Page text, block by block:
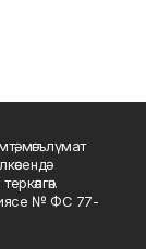
мәгълүмат
№ ФС 77-